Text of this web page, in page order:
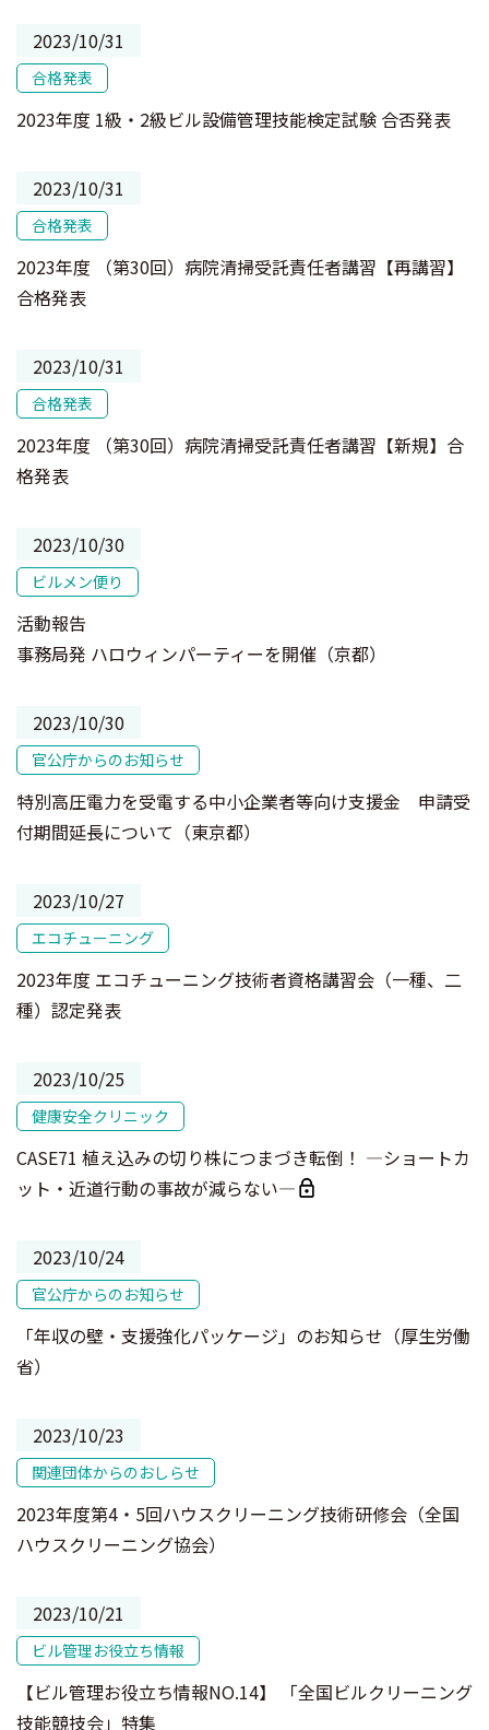
2023/10/31
合格発表
2023年度 1級・2級ビル設備管理技能検定試験 合否発表
2023/10/31
合格発表
2023年度 （第30回）病院清掃受託責任者講習【再講習】
合格発表
2023/10/31
合格発表
2023年度 （第30回）病院清掃受託責任者講習【新規】合
格発表
2023/10/30
ビルメン便り
活動報告
事務局発 ハロウィンパーティーを開催（京都）
2023/10/30
官公庁からのお知らせ
特別高圧電力を受電する中小企業者等向け支援金 申請受
付期間延長について（東京都）
2023/10/27
エコチューニング
2023年度 エコチューニング技術者資格講習会（一種、二
種）認定発表
2023/10/25
健康安全クリニック
CASE71 植え込みの切り株につまづき転倒！ ―ショートカ
ット・近道行動の事故が減らない―
2023/10/24
官公庁からのお知らせ
「年収の壁・支援強化パッケージ」のお知らせ（厚生労働
省）
2023/10/23
関連団体からのおしらせ
2023年度第4・5回ハウスクリーニング技術研修会（全国
ハウスクリーニング協会）
2023/10/21
ビル管理お役立ち情報
【ビル管理お役立ち情報NO.14】 「全国ビルクリーニング
技能競技会」特集